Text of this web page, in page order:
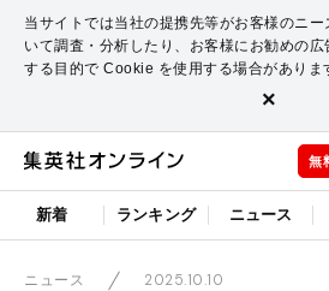
当サイトでは当社の提携先等がお客様のニー
いて調査・分析したり、お客様にお勧めの広
する目的で Cookie を使用する場合がありま
×
無
新着 ランキング ニュース
ニュース 2025.10.10